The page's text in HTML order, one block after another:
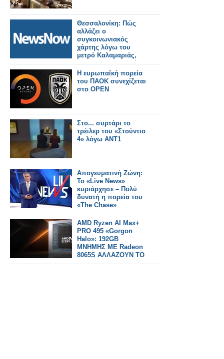
Θεσσαλονίκη: Πώς
αλλάζει ο
συγκοινωνιακός
χάρτης λόγω του
μετρό Καλαμαριάς,
ποιες λεωφορειακές
γραμμές
καταργούνται, ποιες
νέες θα
Η ευρωπαϊκή πορεία
του ΠΑΟΚ συνεχίζεται
στο OPEN
Στο... συρτάρι το
τρέιλερ του «Στούντιο
4» λόγω ΑΝΤ1
Απογευματινή Ζώνη:
Το «Live News»
κυριάρχησε – Πολύ
δυνατή η πορεία του
«The Chase»
AMD Ryzen AI Max+
PRO 495 «Gorgon
Halo»: 192GB
ΜΝΗΜΗΣ ΜΕ Radeon
8065S ΑΛΛΑΖΟΥΝ ΤΟ
ΤΟΠΙΟ